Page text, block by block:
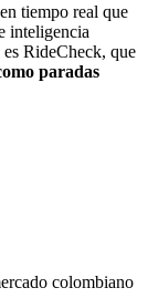
tiempo real que
inteligencia
RideCheck, que
paradas
colombiano